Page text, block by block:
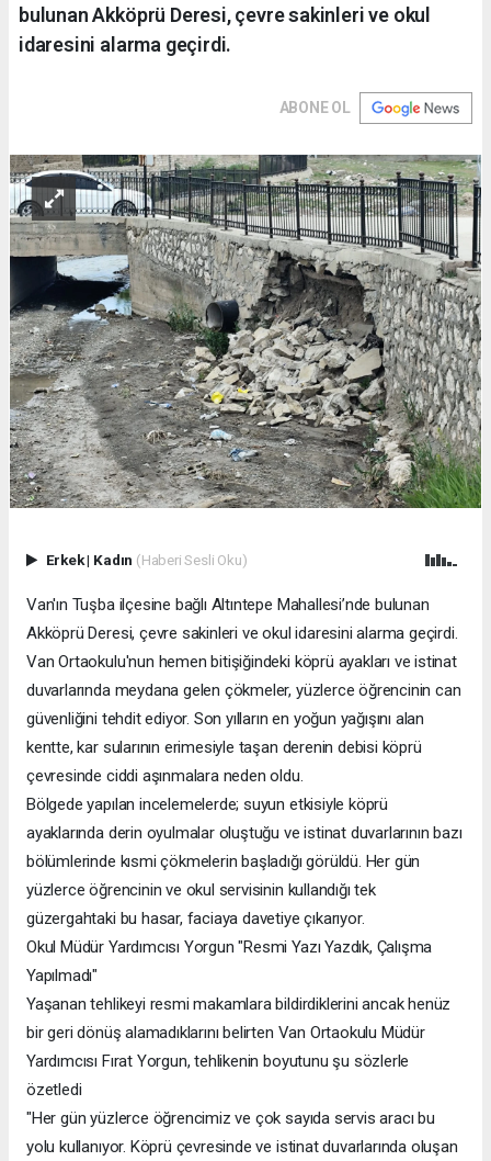
bulunan Akköprü Deresi, çevre sakinleri ve okul
idaresini alarma geçirdi.
ABONE OL
Erkek| Kadın (Haberi Sesli Oku)
Van'ın Tuşba ilçesine bağlı Altıntepe Mahallesi’nde bulunan
Akköprü Deresi, çevre sakinleri ve okul idaresini alarma geçirdi.
Van Ortaokulu'nun hemen bitişiğindeki köprü ayakları ve istinat
duvarlarında meydana gelen çökmeler, yüzlerce öğrencinin can
güvenliğini tehdit ediyor. Son yılların en yoğun yağışını alan
kentte, kar sularının erimesiyle taşan derenin debisi köprü
çevresinde ciddi aşınmalara neden oldu.
​Bölgede yapılan incelemelerde; suyun etkisiyle köprü
ayaklarında derin oyulmalar oluştuğu ve istinat duvarlarının bazı
bölümlerinde kısmi çökmelerin başladığı görüldü. Her gün
yüzlerce öğrencinin ve okul servisinin kullandığı tek
güzergahtaki bu hasar, faciaya davetiye çıkarıyor.
​Okul Müdür Yardımcısı Yorgun "Resmi Yazı Yazdık, Çalışma
Yapılmadı"
​Yaşanan tehlikeyi resmi makamlara bildirdiklerini ancak henüz
bir geri dönüş alamadıklarını belirten Van Ortaokulu Müdür
Yardımcısı Fırat Yorgun, tehlikenin boyutunu şu sözlerle
özetledi
​"Her gün yüzlerce öğrencimiz ve çok sayıda servis aracı bu
yolu kullanıyor. Köprü çevresinde ve istinat duvarlarında oluşan